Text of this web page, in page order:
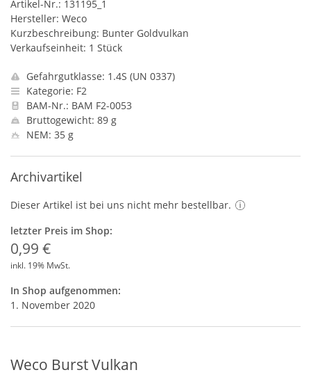
Artikel-Nr.: 131195_1
Hersteller: Weco
Kurzbeschreibung: Bunter Goldvulkan
Verkaufseinheit: 1 Stück
Gefahrgutklasse: 1.4S (UN 0337)
Kategorie: F2
BAM-Nr.: BAM F2-0053
Bruttogewicht: 89 g
NEM: 35 g
Archivartikel
Dieser Artikel ist bei uns nicht mehr bestellbar.
letzter Preis im Shop:
0,99 €
inkl. 19% MwSt.
In Shop aufgenommen:
1. November 2020
Weco Burst Vulkan